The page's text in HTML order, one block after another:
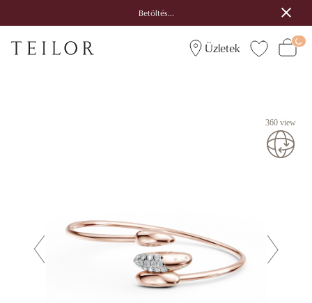
Betöltés...
Üzletek
360 view